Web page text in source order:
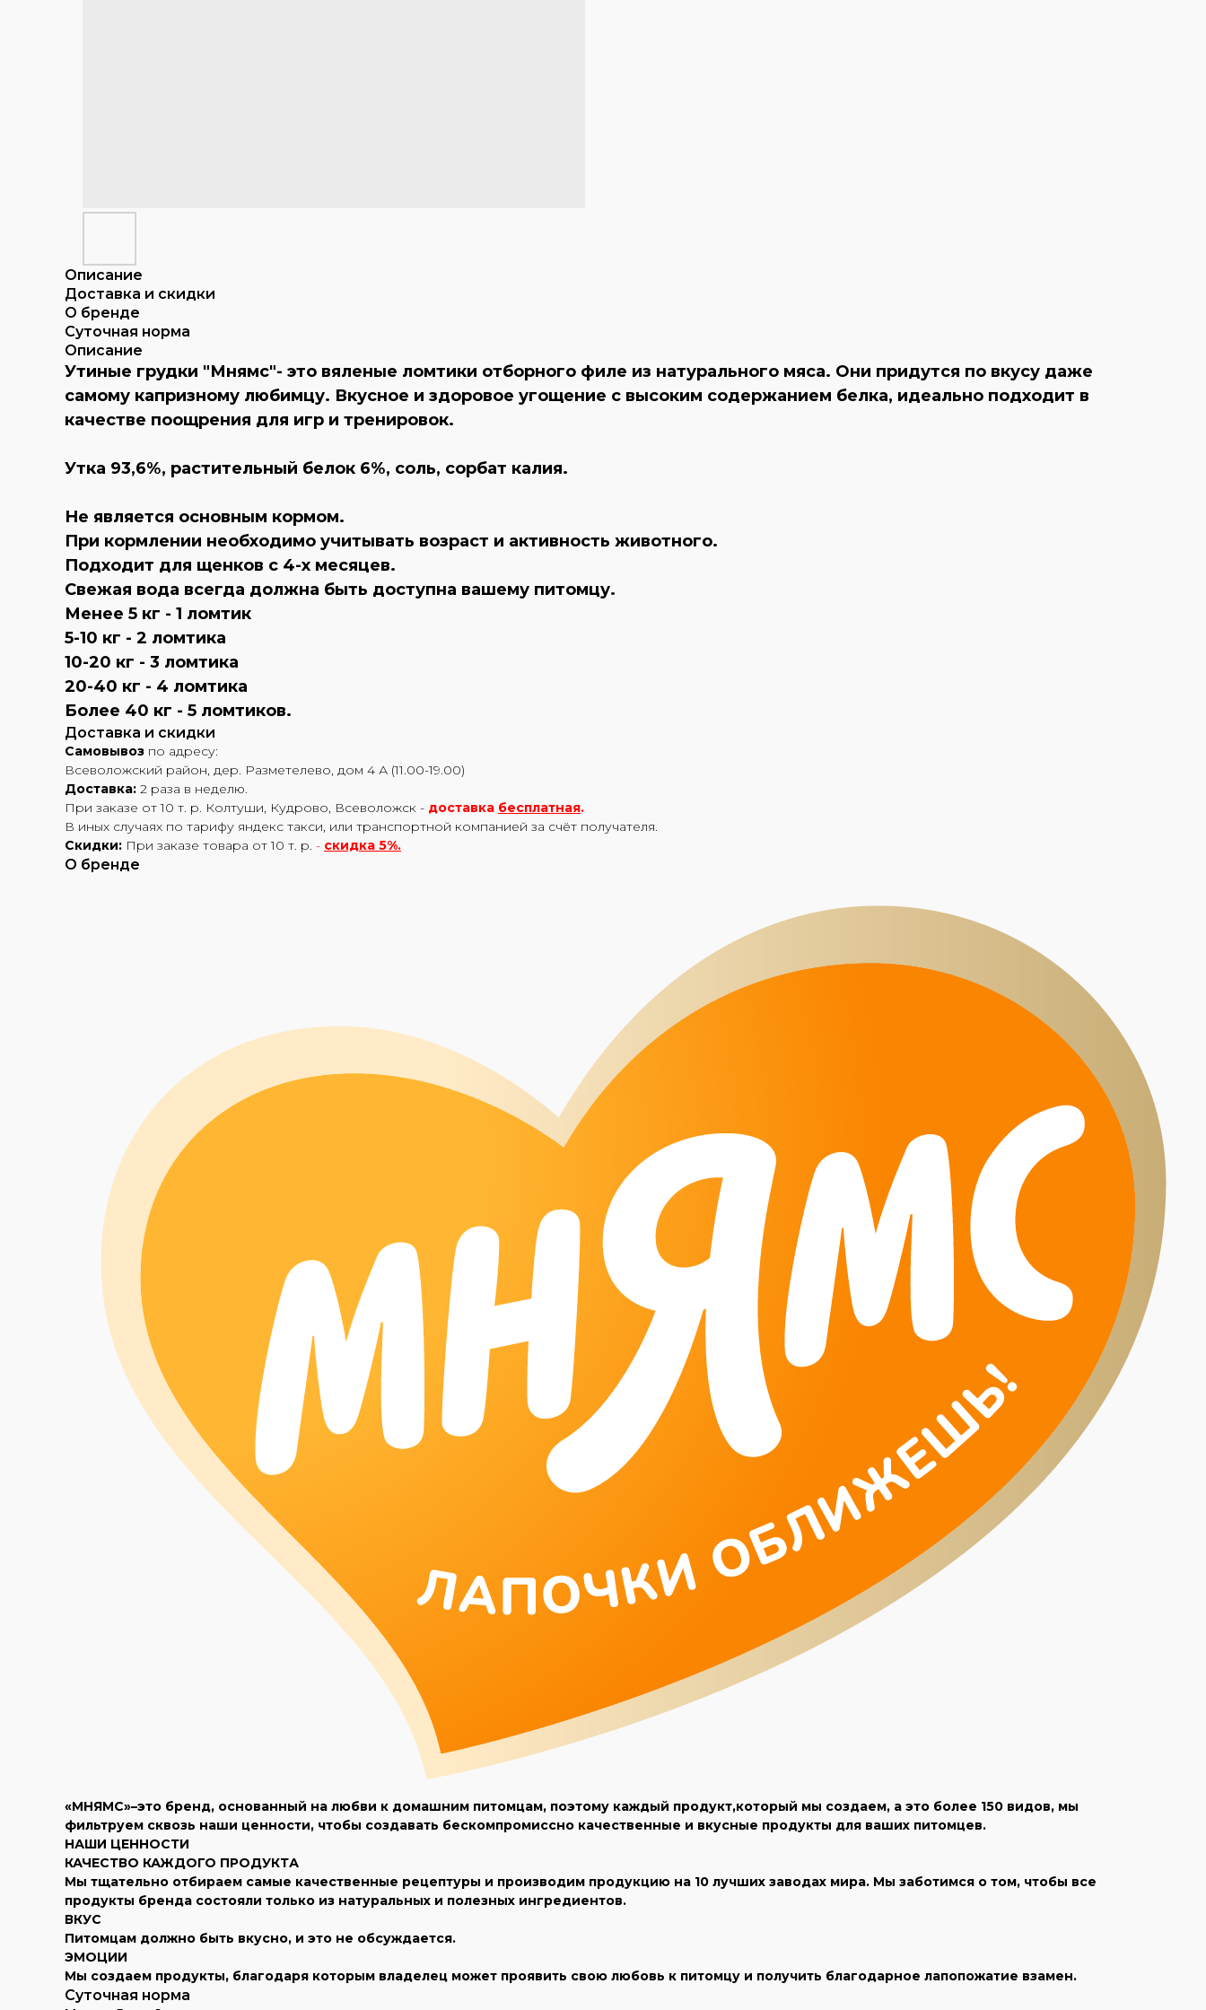
Описание
Доставка и скидки
О бренде
Суточная норма
Описание
Утиные грудки "Мнямс"- это вяленые ломтики отборного филе из натурального мяса. Они придутся по вкусу даже
самому капризному любимцу. Вкусное и здоровое угощение с высоким содержанием белка, идеально подходит в
качестве поощрения для игр и тренировок.
Утка 93,6%, растительный белок 6%, соль, сорбат калия.
Не является основным кормом.
При кормлении необходимо учитывать возраст и активность животного.
Подходит для щенков с 4-х месяцев.
Свежая вода всегда должна быть доступна вашему питомцу.
Менее 5 кг - 1 ломтик
5-10 кг - 2 ломтика
10-20 кг - 3 ломтика
20-40 кг - 4 ломтика
Более 40 кг - 5 ломтиков.
Доставка и скидки
Самовывоз по адресу:
Всеволожский район, дер. Разметелево, дом 4 А (11.00-19.00)
Доставка: 2 раза в неделю.
При заказе от 10 т. р. Колтуши, Кудрово, Всеволожск - доставка бесплатная.
В иных случаях по тарифу яндекс такси, или транспортной компанией за счёт получателя.
Скидки: При заказе товара от 10 т. р. - скидка 5%.
О бренде
«МНЯМС»–это бренд, основанный на любви к домашним питомцам, поэтому каждый продукт,который мы создаем, а это более 150 видов, мы
фильтруем сквозь наши ценности, чтобы создавать бескомпромиссно качественные и вкусные продукты для ваших питомцев.
НАШИ ЦЕННОСТИ
КАЧЕСТВО КАЖДОГО ПРОДУКТА
Мы тщательно отбираем самые качественные рецептуры и производим продукцию на 10 лучших заводах мира. Мы заботимся о том, чтобы все
продукты бренда состояли только из натуральных и полезных ингредиентов.
ВКУС
Питомцам должно быть вкусно, и это не обсуждается.
ЭМОЦИИ
Мы создаем продукты, благодаря которым владелец может проявить свою любовь к питомцу и получить благодарное лапопожатие взамен.
Суточная норма